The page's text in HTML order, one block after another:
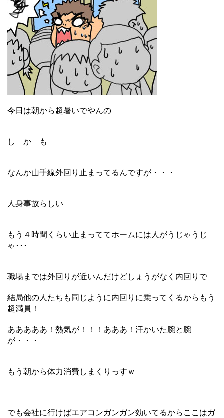
今日は朝から超暑いでやんの
し か も
なんか山手線外回り止まってるんですが・・・
人身事故らしい
もう４時間くらい止まっててホームには人がうじゃうじ
ゃ･･･
職場までは外回りが近いんだけどしょうがなく内回りで
結局他の人たちも同じように内回りに乗ってくるからもう
超満員！
あああああ！熱気が！！！あああ！汗かいた腕と腕
が・・・
もう朝から体力消費しまくりっすｗ
でも会社に行けばエアコンガンガン効いてるからここはガ